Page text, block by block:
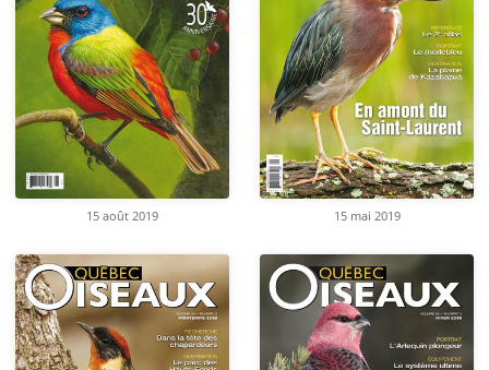
15 août 2019 15 mai 2019